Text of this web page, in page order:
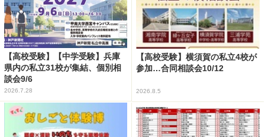
【高校受験】【中学受験】兵庫
県内の私立31校が集結、個別相
談会9/6
2026.7.28
【高校受験】横須賀の私立4校が
参加…合同相談会10/12
2026.8.5